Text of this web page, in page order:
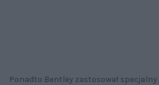
Ponadto Bentley zastosował specjalny